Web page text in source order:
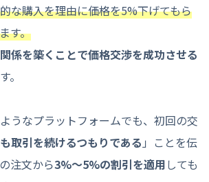
な購入を理由に価格を5%下げてもら
す。
係を築くことで価格交渉を成功させる
。
うなプラットフォームでも、初回の交
取引を続けるつもりである 」ことを伝
注文から3%〜5%の割引を適用 しても